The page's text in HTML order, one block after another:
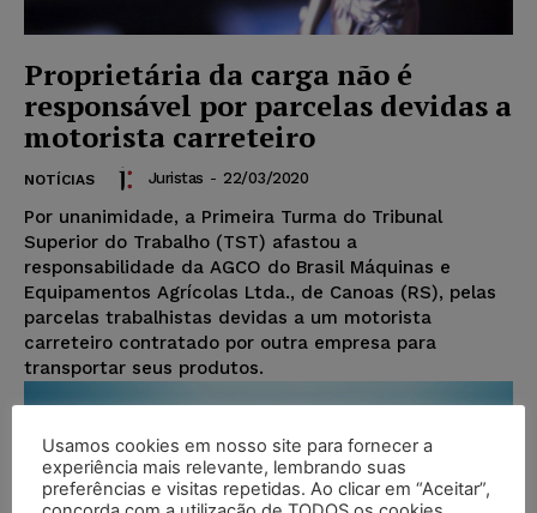
Proprietária da carga não é
responsável por parcelas devidas a
motorista carreteiro
NOTÍCIAS Juristas - 22/03/2020
Por unanimidade, a Primeira Turma do Tribunal
Superior do Trabalho (TST) afastou a
responsabilidade da AGCO do Brasil Máquinas e
Equipamentos Agrícolas Ltda., de Canoas (RS), pelas
parcelas trabalhistas devidas a um motorista
carreteiro contratado por outra empresa para
transportar seus produtos.
Usamos cookies em nosso site para fornecer a
experiência mais relevante, lembrando suas
preferências e visitas repetidas. Ao clicar em “Aceitar”,